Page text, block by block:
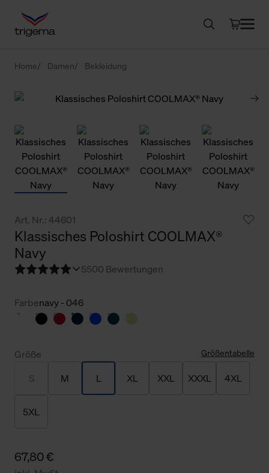
Home Damen Bekleidung
Art. Nr.: 44601
Klassisches Poloshirt COOLMAX®
Navy
5500 Bewertungen
Farbenavy - 046
Größe Größentabelle
S M L XL XXL XXXL 4XL
5XL
67,80 €